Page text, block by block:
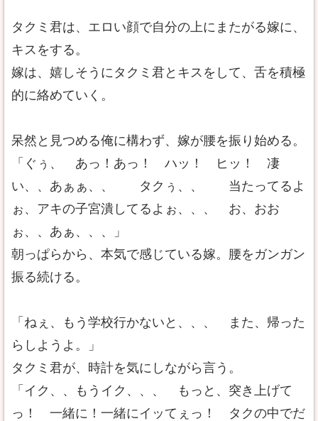
タクミ君は、エロい顔で自分の上にまたがる嫁に、
キスをする。
嫁は、嬉しそうにタクミ君とキスをして、舌を積極
的に絡めていく。
呆然と見つめる俺に構わず、嫁が腰を振り始める。
「ぐぅ、 あっ！あっ！ ハッ！ ヒッ！ 凄
い、、あぁぁ、、 タクぅ、、 当たってるよ
ぉ、アキの子宮潰してるよぉ、、、 お、おお
ぉ、、あぁ、、、」
朝っぱらから、本気で感じている嫁。腰をガンガン
振る続ける。
「ねぇ、もう学校行かないと、、、 また、帰った
らしようよ。」
タクミ君が、時計を気にしながら言う。
「イク、、もうイク、、、 もっと、突き上げて
っ！ 一緒に！一緒にイッてぇっ！ タクの中でだ